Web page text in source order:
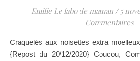
Emilie Le labo de maman / 5
Commentaires
Craquelés aux noisettes extra moelleux (companion ou non)
{Repost du 20/12/2020} Coucou,